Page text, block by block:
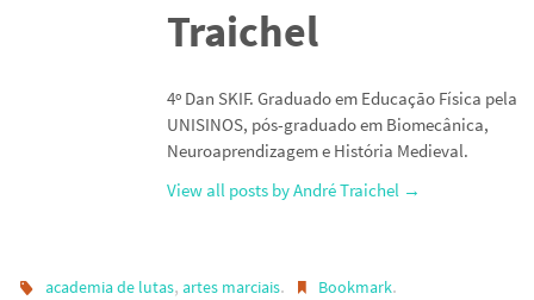
Traichel
4º Dan SKIF. Graduado em Educação Física pela
UNISINOS, pós-graduado em Biomecânica,
Neuroaprendizagem e História Medieval.
View all posts by André Traichel →
academia de lutas,artes marciais. Bookmark.